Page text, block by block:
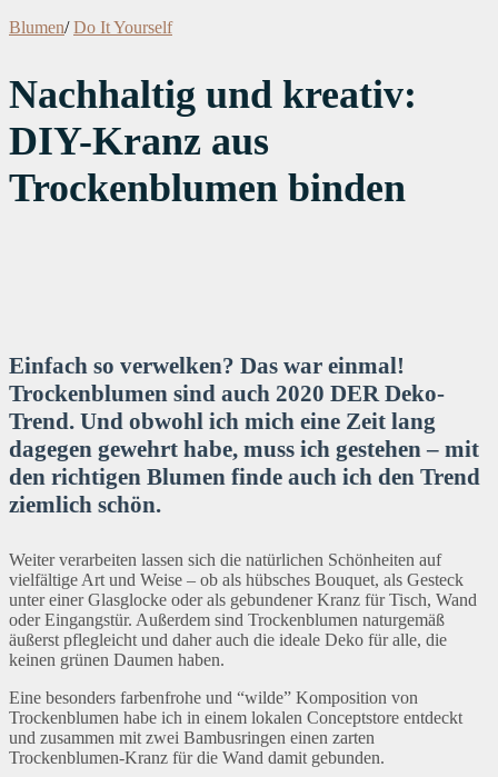
Blumen/ Do It Yourself
Nachhaltig und kreativ:
DIY-Kranz aus
Trockenblumen binden
Einfach so verwelken? Das war einmal!
Trockenblumen sind auch 2020 DER Deko-
Trend. Und obwohl ich mich eine Zeit lang
dagegen gewehrt habe, muss ich gestehen – mit
den richtigen Blumen finde auch ich den Trend
ziemlich schön.
Weiter verarbeiten lassen sich die natürlichen Schönheiten auf
vielfältige Art und Weise – ob als hübsches Bouquet, als Gesteck
unter einer Glasglocke oder als gebundener Kranz für Tisch, Wand
oder Eingangstür. Außerdem sind Trockenblumen naturgemäß
äußerst pflegleicht und daher auch die ideale Deko für alle, die
keinen grünen Daumen haben.
Eine besonders farbenfrohe und “wilde” Komposition von
Trockenblumen habe ich in einem lokalen Conceptstore entdeckt
und zusammen mit zwei Bambusringen einen zarten
Trockenblumen-Kranz für die Wand damit gebunden.